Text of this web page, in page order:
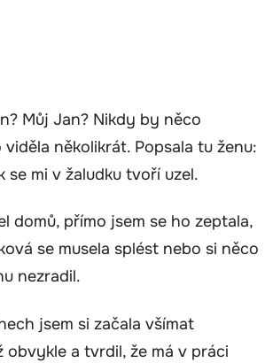
Můj Jan? Nikdy by něco
několikrát. Popsala tu ženu:
mi v žaludku tvoří uzel.
domů, přímo jsem se ho zeptala,
se musela splést nebo si něco
nezradil.
jsem si začala všímat
a tvrdil, že má v práci